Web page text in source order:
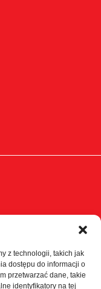
z technologii, takich jak
dostępu do informacji o
przetwarzać dane, takie
identyfikatory na tej